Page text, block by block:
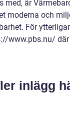
är
moderna och
För
www.pbs.nu/
inlägg